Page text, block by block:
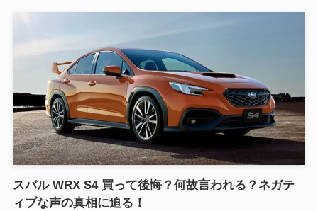
スバル WRX S4 買って後悔？何故言われる？ネガテ
ィブな声の真相に迫る！